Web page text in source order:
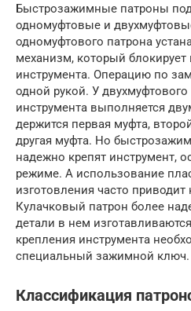
Быстрозажимные патроны
одномуфтовые и
одномуфтового патрона
механизм, который
инструмента. Операцию по
одной рукой. У
инструмента выполняется
держится первая муфта,
другая муфта. Но
надежно крепят инструмент,
режиме. А использование
изготовления часто
Кулачковый патрон более
детали в нем
крепления инструмента
специальный зажимной ключ.
Классификация